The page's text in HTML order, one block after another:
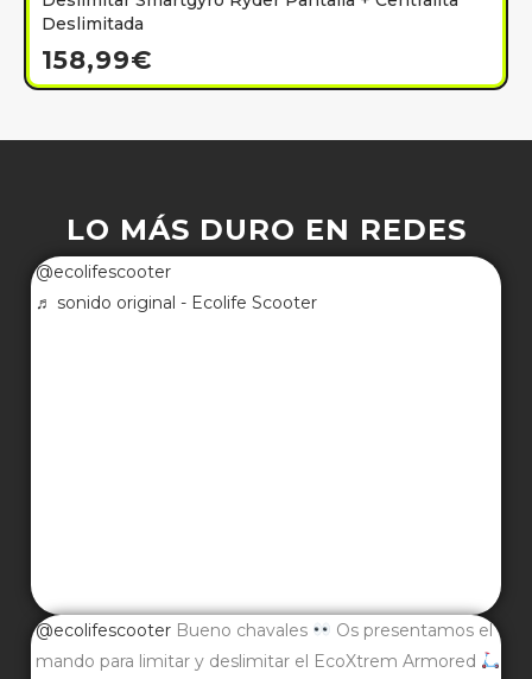
Deslimitada
158,99€
LO MÁS DURO EN REDES
@ecolifescooter
♬ sonido original - Ecolife Scooter
@ecolifescooter Bueno chavales
Os presentamos el
mando para limitar y deslimitar el EcoXtrem Armored